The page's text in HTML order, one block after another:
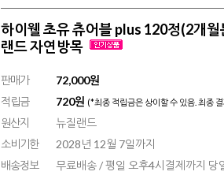
하이웰 초유 츄어블 plus 120정(2개
랜드 자연방목
판매가
72,000원
적립금
720원 (*최종 적립금은 상이할 수 있음. 최종
원산지
뉴질랜드
소비기한
2028년 12월 7일까지
배송정보
무료배송 / 평일 오후4시결제까지 당